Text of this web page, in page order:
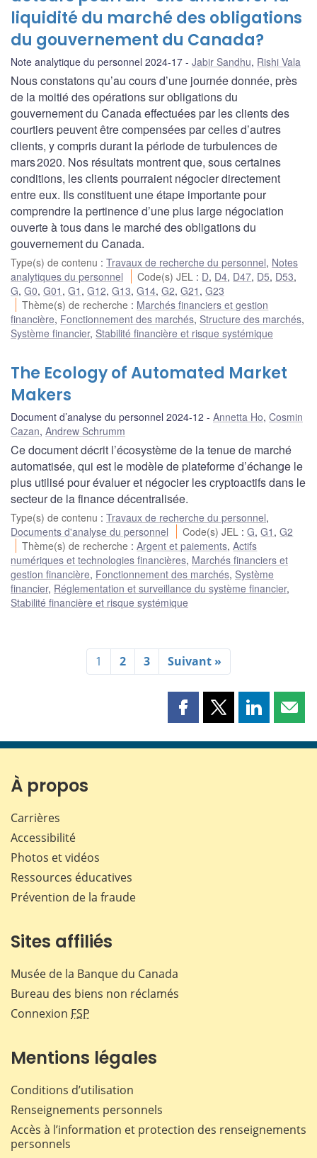
liquidité du marché des obligations
du gouvernement du Canada?
Note analytique du personnel 2024-17 Jabir Sandhu, Rishi Vala
Nous constatons qu’au cours d’une journée donnée, près
de la moitié des opérations sur obligations du
gouvernement du Canada effectuées par les clients des
courtiers peuvent être compensées par celles d’autres
clients, y compris durant la période de turbulences de
mars 2020. Nos résultats montrent que, sous certaines
conditions, les clients pourraient négocier directement
entre eux. Ils constituent une étape importante pour
comprendre la pertinence d’une plus large négociation
ouverte à tous dans le marché des obligations du
gouvernement du Canada.
Type(s) de contenu : Travaux de recherche du personnel, Notes
analytiques du personnel
Code(s) JEL : D, D4, D47, D5, D53,
G, G0, G01 , G1 , G12, G13, G14, G2, G21 , G23
Thème(s) de recherche : Marchés financiers et gestion
financière, Fonctionnement des marchés, Structure des marchés,
Système financier, Stabilité financière et risque systémique
The Ecology of Automated Market
Makers
Document d’analyse du personnel 2024-12 Annetta Ho, Cosmin
Cazan, Andrew Schrumm
Ce document décrit l’écosystème de la tenue de marché
automatisée, qui est le modèle de plateforme d’échange le
plus utilisé pour évaluer et négocier les cryptoactifs dans le
secteur de la finance décentralisée.
Type(s) de contenu : Travaux de recherche du personnel,
Documents d'analyse du personnel
Code(s) JEL :G,G1 ,G2
Thème(s) de recherche :Argent et paiements,Actifs
numériques et technologies financières, Marchés financiers et
gestion financière, Fonctionnement des marchés, Système
financier, Réglementation et surveillance du système financier,
Stabilité financière et risque systémique
1 2 3 Suivant »
Partager
page
Partager
page
Partager
page page
À propos
Carrières
Accessibilité
Photos et vidéos
Ressources éducatives
Prévention de la fraude
Sites affiliés
Musée de la Banque du Canada
Bureau des biens non réclamés
Connexion FSP
Mentions légales
Conditions d’utilisation
Renseignements personnels
Accès à l’information et protection des renseignements
personnels